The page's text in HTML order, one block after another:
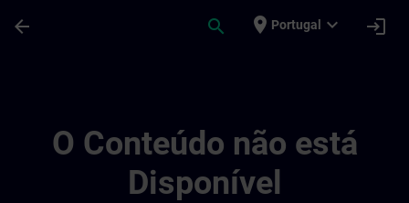
arrow_back search place Portugal expand_more login
O Conteúdo não está
Disponível